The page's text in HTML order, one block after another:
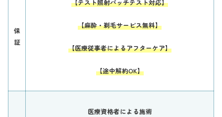
保
証
【テスト照射パッチテスト対応】
【麻酔・剃毛サービス無料】
【医療従事者によるアフターケア】
【途中解約OK】
医療資格者による施術